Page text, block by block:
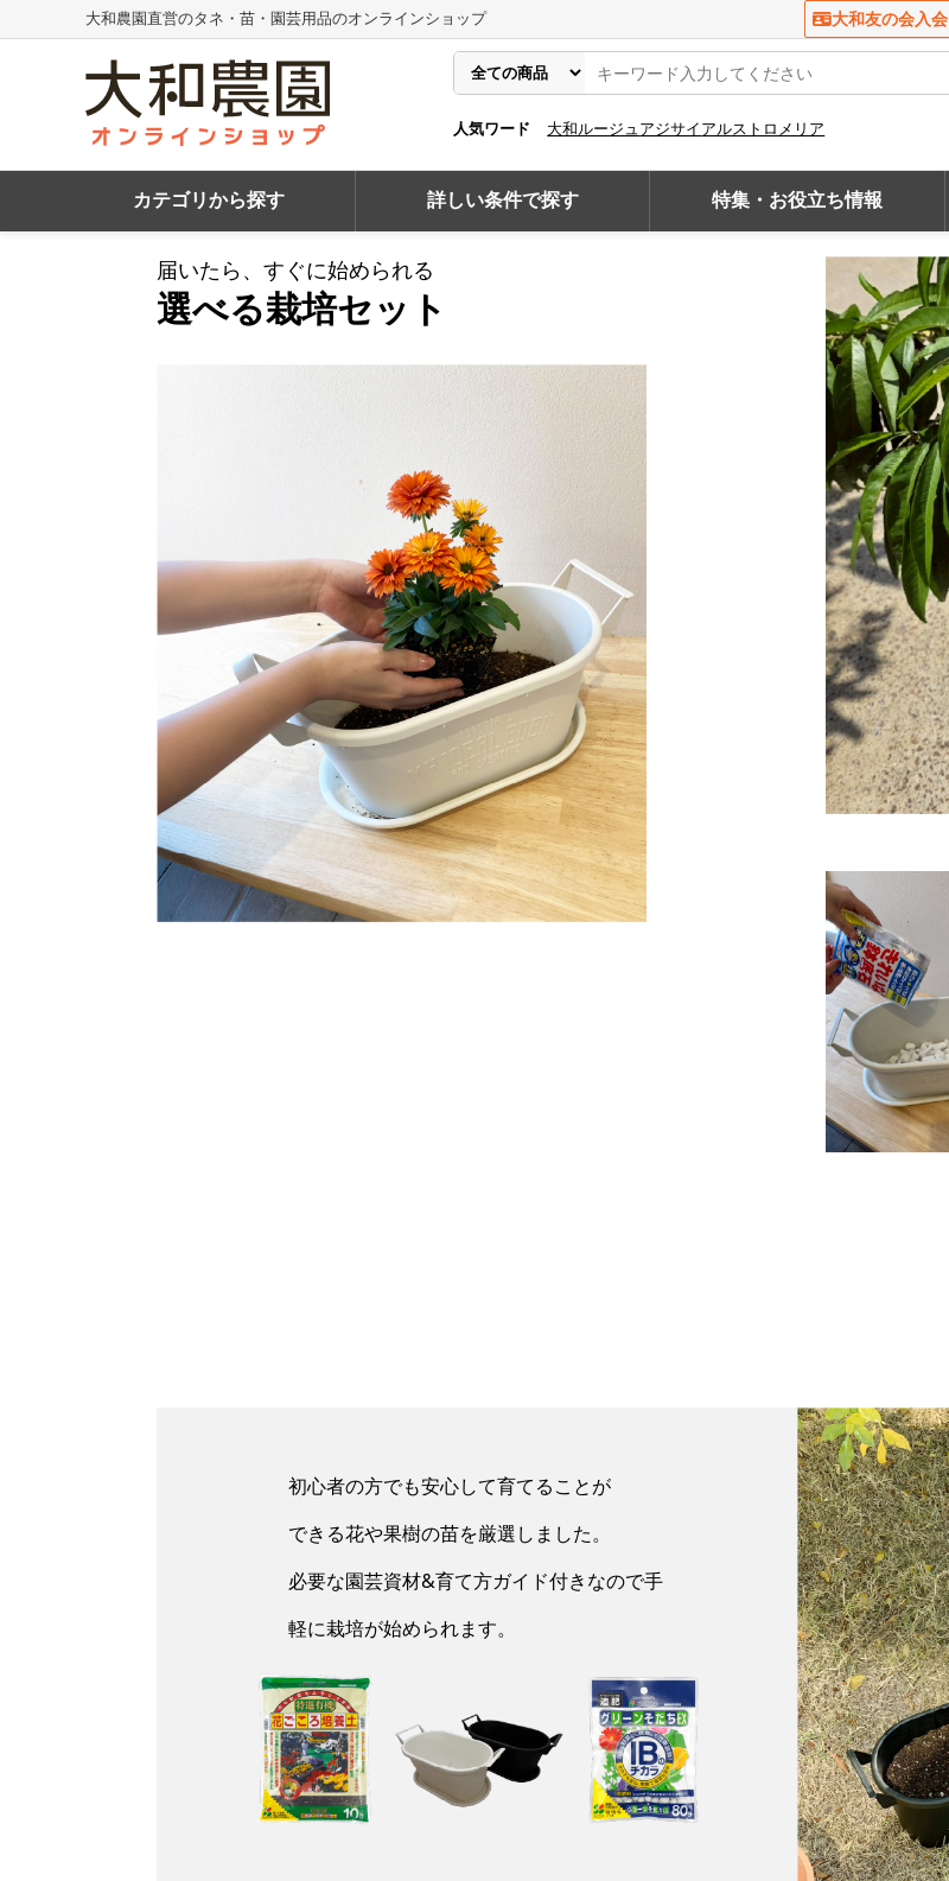
大和農園直営のタネ・苗・園芸用品のオンラインショップ 大和友の会入会
人気ワード 大和ルージュ アジサイ アルストロメリア
カテゴリから探す 詳しい条件で探す 特集・お役立ち情報
届いたら、すぐに始められる
選べる栽培セット
初心者の方でも安心して育てることが
できる花や果樹の苗を厳選しました。
必要な園芸資材&育て方ガイド付きなので手
軽に栽培が始められます。